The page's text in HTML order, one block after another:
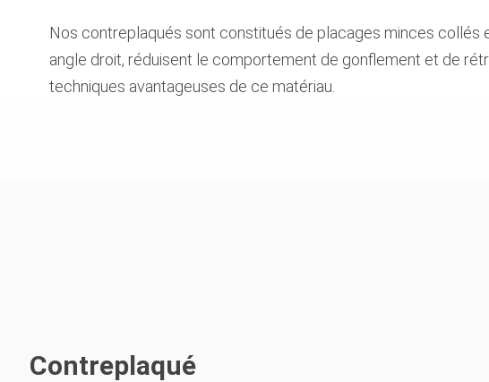
Nos contreplaqués sont constitués de placages minces collés
angle droit, réduisent le comportement de gonflement et de
techniques avantageuses de ce matériau.
Contreplaqué